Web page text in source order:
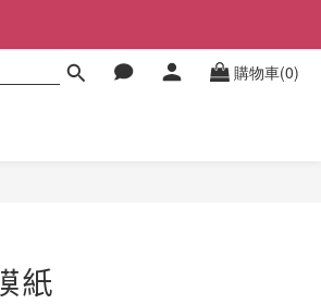
購物車(0)
紙